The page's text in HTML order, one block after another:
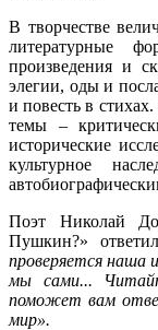
В творчестве
литературные
произведения и
элегии, оды и
и повесть в
темы –
исторические
культурное
Поэт Николай
Пушкин?»
проверяется наша
мы сами...
поможет вам
мир».